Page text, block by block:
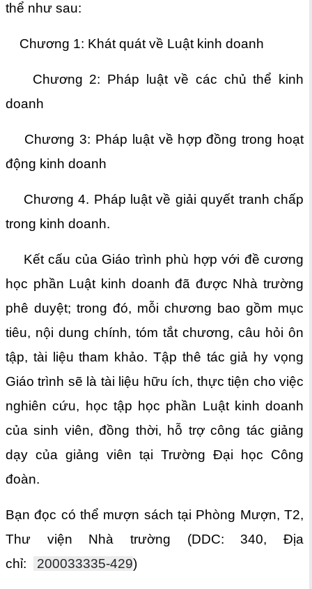
thể như sau:
Chương 1: Khát quát về Luật kinh doanh
Chương 2: Pháp luật về các chủ thể kinh
doanh
Chương 3: Pháp luật về hợp đồng trong hoạt
động kinh doanh
Chương 4. Pháp luật về giải quyết tranh chấp
trong kinh doanh.
Kết cấu của Giáo trình phù hợp với đề cương
học phần Luật kinh doanh đã được Nhà trường
phê duyệt; trong đó, mỗi chương bao gồm mục
tiêu, nội dung chính, tóm tắt chương, câu hỏi ôn
tập, tài liệu tham khảo. Tập thê tác giả hy vọng
Giáo trình sẽ là tài liệu hữu ích, thực tiện cho việc
nghiên cứu, học tập học phần Luật kinh doanh
của sinh viên, đồng thời, hỗ trợ công tác giảng
dạy của giảng viên tại Trường Đại học Công
đoàn.
Bạn đọc có thể mượn sách tại Phòng Mượn, T2,
Thư viện Nhà trường (DDC: 340, Địa
chỉ:
200033335-429)